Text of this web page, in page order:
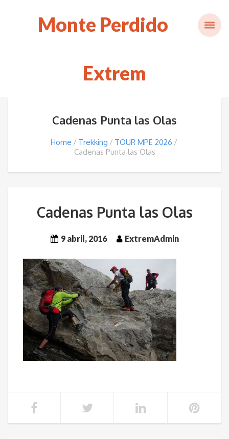
Monte Perdido
Extrem
Cadenas Punta las Olas
Home Trekking
TOUR MPE 2026
Cadenas Punta las Olas
Cadenas Punta las Olas
9 abril, 2016 ExtremAdmin